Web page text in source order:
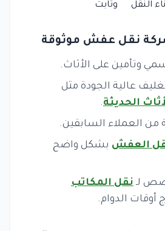
النقل
وثابت
شركة نقل عفش موثوقة
وتأمين على الأثاث.
عالية الجودة مثل
الحديثة.
من العملاء السابقين.
العفش بشكل واضح
لـ نقل المكاتب
أوقات الدوام.